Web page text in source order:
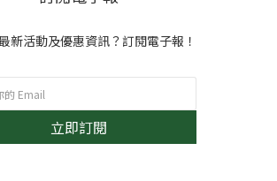
新活動及優惠資訊？訂閱電子報！
立即訂閱